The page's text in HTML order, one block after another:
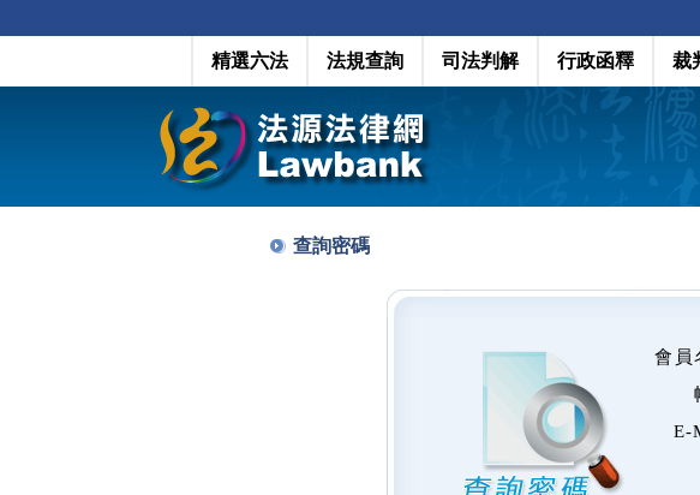
精選六法 法規查詢 司法判解 行政函釋 裁
查詢密碼
會員
E-